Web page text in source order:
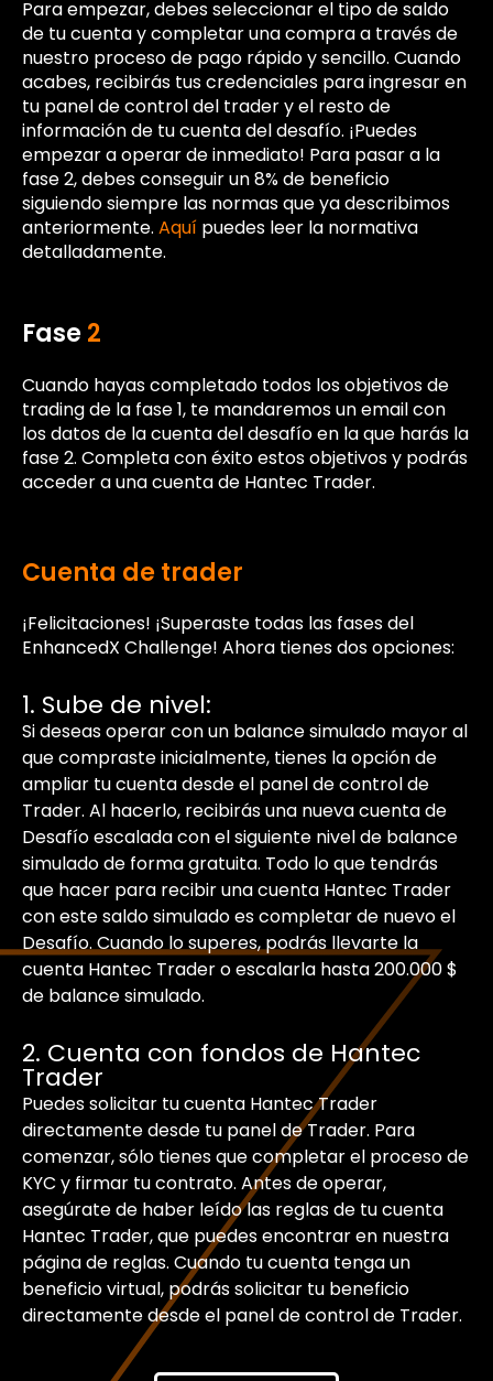
Para empezar, debes seleccionar el tipo de saldo
de tu cuenta y completar una compra a través de
nuestro proceso de pago rápido y sencillo. Cuando
acabes, recibirás tus credenciales para ingresar en
tu panel de control del trader y el resto de
información de tu cuenta del desafío. ¡Puedes
empezar a operar de inmediato! Para pasar a la
fase 2, debes conseguir un 8% de beneficio
siguiendo siempre las normas que ya describimos
anteriormente. Aquí puedes leer la normativa
detalladamente.
Fase2
Cuando hayas completado todos los objetivos de
trading de la fase 1, te mandaremos un email con
los datos de la cuenta del desafío en la que harás la
fase 2. Completa con éxito estos objetivos y podrás
acceder a una cuenta de Hantec Trader.
Cuenta de trader
¡Felicitaciones! ¡Superaste todas las fases del
EnhancedX Challenge! Ahora tienes dos opciones:
1. Sube de nivel:
Si deseas operar con un balance simulado mayor al
que compraste inicialmente, tienes la opción de
ampliar tu cuenta desde el panel de control de
Trader. Al hacerlo, recibirás una nueva cuenta de
Desafío escalada con el siguiente nivel de balance
simulado de forma gratuita. Todo lo que tendrás
que hacer para recibir una cuenta Hantec Trader
con este saldo simulado es completar de nuevo el
Desafío. Cuando lo superes, podrás llevarte la
cuenta Hantec Trader o escalarla hasta 200.000 $
de balance simulado.
2. Cuenta con fondos de Hantec
Trader
Puedes solicitar tu cuenta Hantec Trader
directamente desde tu panel de Trader. Para
comenzar, sólo tienes que completar el proceso de
KYC y firmar tu contrato. Antes de operar,
asegúrate de haber leído las reglas de tu cuenta
Hantec Trader, que puedes encontrar en nuestra
página de reglas. Cuando tu cuenta tenga un
beneficio virtual, podrás solicitar tu beneficio
directamente desde el panel de control de Trader.